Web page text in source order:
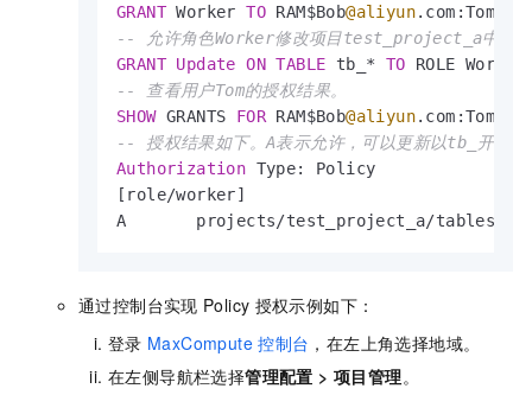
GRANT Worker TO RAM$Bob@aliyun
-- 允许角色Worker修改项目test_project_a中以
GRANT Update ON TABLE tb_ * TO ROLE
-- 查看用户Tom的授权结果。
SHOW GRANTS FOR RAM$Bob@aliyun
-- 授权结果如下。A表示允许，可以更新以tb_开头的
Authorization Type: Policy
[role/worker]
A       projects/test_project_a/tables
通过控制台实现 Policy 授权示例如下：
登录 MaxCompute 控制台 ，在左上角选择地域。
在左侧导航栏选择管理配置 >项目管理。